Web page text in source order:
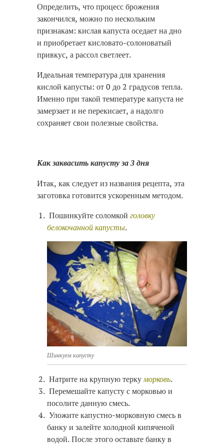
Определить, что процесс брожения
закончился, можно по нескольким
признакам: кислая капуста оседает на дно
и приобретает кисловато-солоноватый
привкус, а рассол светлеет.
Идеальная температура для хранения
кислой капусты: от 0 до 2 градусов тепла.
Именно при такой температуре капуста не
замерзает и не перекисает, а надолго
сохраняет свои полезные свойства.
Как заквасить капусту за 3 дня
Итак, как следует из названия рецепта, эта
заготовка готовится ускоренным методом.
Пошинкуйте соломкой головку
белокочанной капусты.
Шинкуем капусту
Натрите на крупную теркуморковь.
Перемешайте капусту с морковью и
посолите данную смесь.
Уложите капустно-морковную смесь в
банку и залейте холодной кипяченой
водой. После этого оставьте банку в